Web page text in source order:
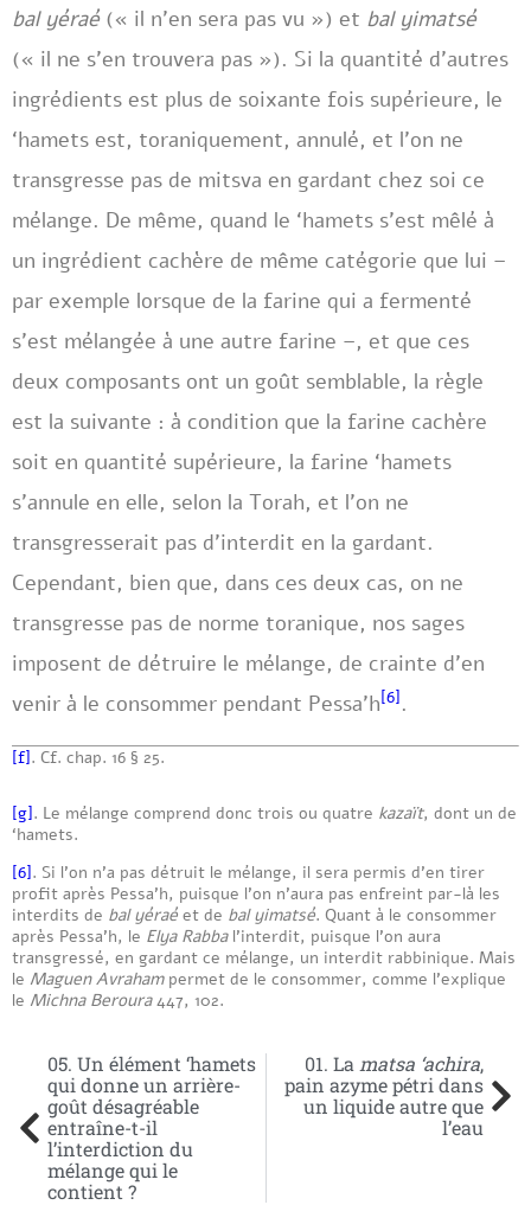
bal yéraé(« il n’en sera pas vu ») et bal yimatsé
(« il ne s’en trouvera pas »). Si la quantité d’autres
ingrédients est plus de soixante fois supérieure, le
‘hamets est, toraniquement, annulé, et l’on ne
transgresse pas de mitsva en gardant chez soi ce
mélange. De même, quand le ‘hamets s’est mêlé à
un ingrédient cachère de même catégorie que lui –
par exemple lorsque de la farine qui a fermenté
s’est mélangée à une autre farine –, et que ces
deux composants ont un goût semblable, la règle
est la suivante : à condition que la farine cachère
soit en quantité supérieure, la farine ‘hamets
s’annule en elle, selon la Torah, et l’on ne
transgresserait pas d’interdit en la gardant.
Cependant, bien que, dans ces deux cas, on ne
transgresse pas de norme toranique, nos sages
imposent de détruire le mélange, de crainte d’en
venir à le consommer pendant Pessa’h[6] .
[f]. Cf. chap. 16 § 25.
[g]. Le mélange comprend donc trois ou quatre kazaït, dont un de
‘hamets.
[6]. Si l’on n’a pas détruit le mélange, il sera permis d’en tirer
profit après Pessa’h, puisque l’on n’aura pas enfreint par-là les
interdits de bal yéraé et de bal yimatsé. Quant à le consommer
après Pessa’h, le Elya Rabbal’interdit, puisque l’on aura
transgressé, en gardant ce mélange, un interdit rabbinique. Mais
le Maguen Avraham permet de le consommer, comme l’explique
le Michna Beroura447, 102.
05. Un élément ‘hamets
qui donne un arrière-
goût désagréable
entraîne-t-il
l’interdiction du
mélange qui le
contient ?
01. La matsa ‘achira,
pain azyme pétri dans
un liquide autre que
l’eau